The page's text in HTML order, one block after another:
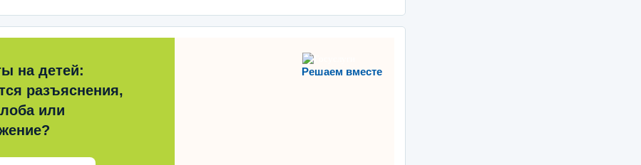
Решаем вместе
на детей:
разъяснения,
или